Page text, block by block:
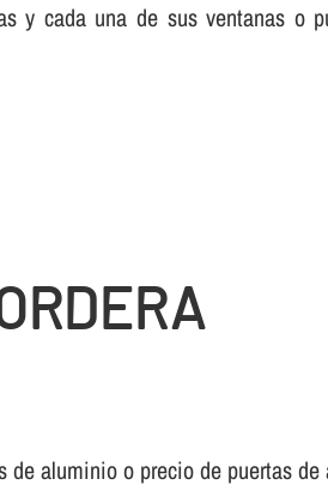
y cada una de sus ventanas o
de aluminio o precio de puertas